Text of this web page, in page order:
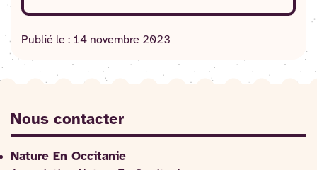
Publié le : 14 novembre 2023
Nous contacter
Nature En Occitanie